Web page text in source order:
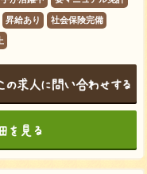
昇給あり 社会保険完備